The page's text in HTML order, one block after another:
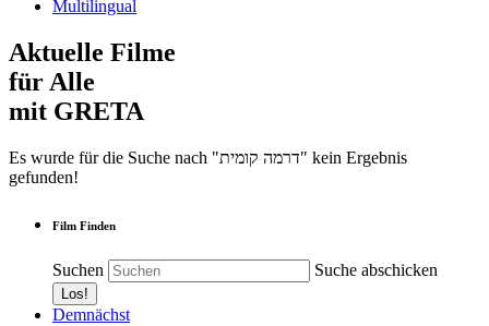
Multilingual
Aktuelle Filme
für Alle
mit GRETA
Es wurde für die Suche nach "דרמה קומית" kein Ergebnis
gefunden!
Film Finden
Suchen Suche abschicken
Demnächst